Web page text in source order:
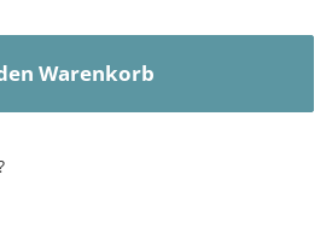
Warenkorb